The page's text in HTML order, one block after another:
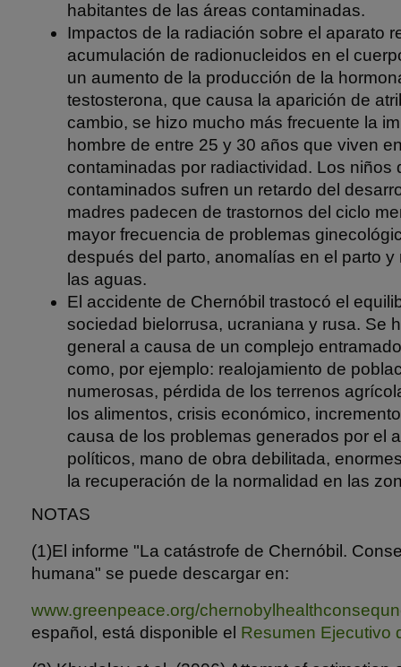
habitantes de las áreas contaminadas.
Impactos de la radiación sobre el aparato
acumulación de radionucleidos en el
un aumento de la producción de la
testosterona, que causa la aparición de
cambio, se hizo mucho más frecuente la
hombre de entre 25 y 30 años que viven
contaminadas por radiactividad. Los niños
contaminados sufren un retardo del
madres padecen de trastornos del ciclo
mayor frecuencia de problemas
después del parto, anomalías en el parto y
las aguas.
El accidente de Chernóbil trastocó el
sociedad bielorrusa, ucraniana y rusa. Se
general a causa de un complejo
como, por ejemplo: realojamiento de
numerosas, pérdida de los terrenos
los alimentos, crisis económico,
causa de los problemas generados por el
políticos, mano de obra debilitada,
la recuperación de la normalidad en las
NOTAS
(1)El informe "La catástrofe de Chernóbil.
humana" se puede descargar en:
www.greenpeace.org/
español, está disponible el Resumen Ejecutivo